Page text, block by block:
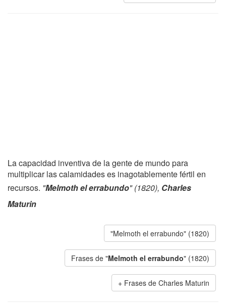
La capacidad inventiva de la gente de mundo para
multiplicar las calamidades es inagotablemente fértil en
recursos. "Melmoth el errabundo" (1820), Charles
Maturin
"Melmoth el errabundo" (1820)
Frases de "Melmoth el errabundo" (1820)
Frases de Charles Maturin